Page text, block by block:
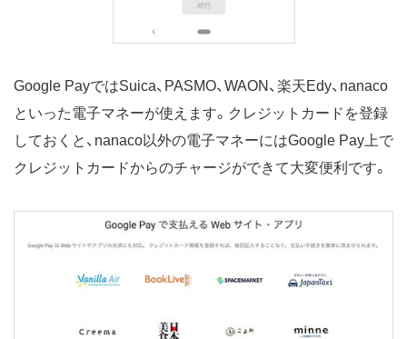
Google PayではSuica、PASMO、WAON、楽天Edy、nanaco
といった電子マネーが使えます。クレジットカードを登録
しておくと、nanaco以外の電子マネーにはGoogle Pay上で
クレジットカードからのチャージができて大変便利です。